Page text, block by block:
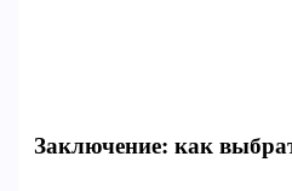
Заключение: как